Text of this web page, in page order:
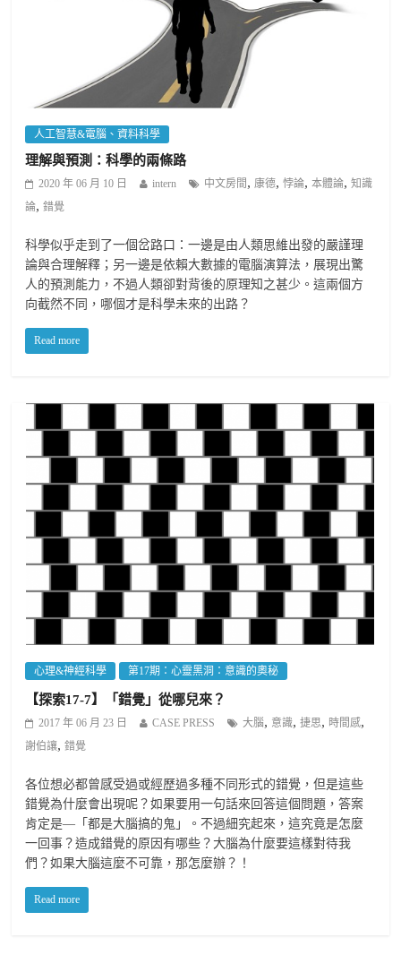
人工智慧&電腦、資料科學
理解與預測：科學的兩條路
2020 年 06 月 10 日 intern 中文房間 , 康德,悖論,本體論,知識
論,錯覺
科學似乎走到了一個岔路口：一邊是由人類思維出發的嚴謹理
論與合理解釋；另一邊是依賴大數據的電腦演算法，展現出驚
人的預測能力，不過人類卻對背後的原理知之甚少。這兩個方
向截然不同，哪個才是科學未來的出路？
Read more
心理&神經科學 第17期：心靈黑洞：意識的奧秘
【探索17-7】「錯覺」從哪兒來？
2017 年 06 月 23 日 CASE PRESS 大腦, 意識,捷思, 時間感,
謝伯讓,錯覺
各位想必都曾感受過或經歷過多種不同形式的錯覺，但是這些
錯覺為什麼會出現呢？如果要用一句話來回答這個問題，答案
肯定是—「都是大腦搞的鬼」。不過細究起來，這究竟是怎麼
一回事？造成錯覺的原因有哪些？大腦為什麼要這樣對待我
們？如果大腦這麼不可靠，那怎麼辦？！
Read more